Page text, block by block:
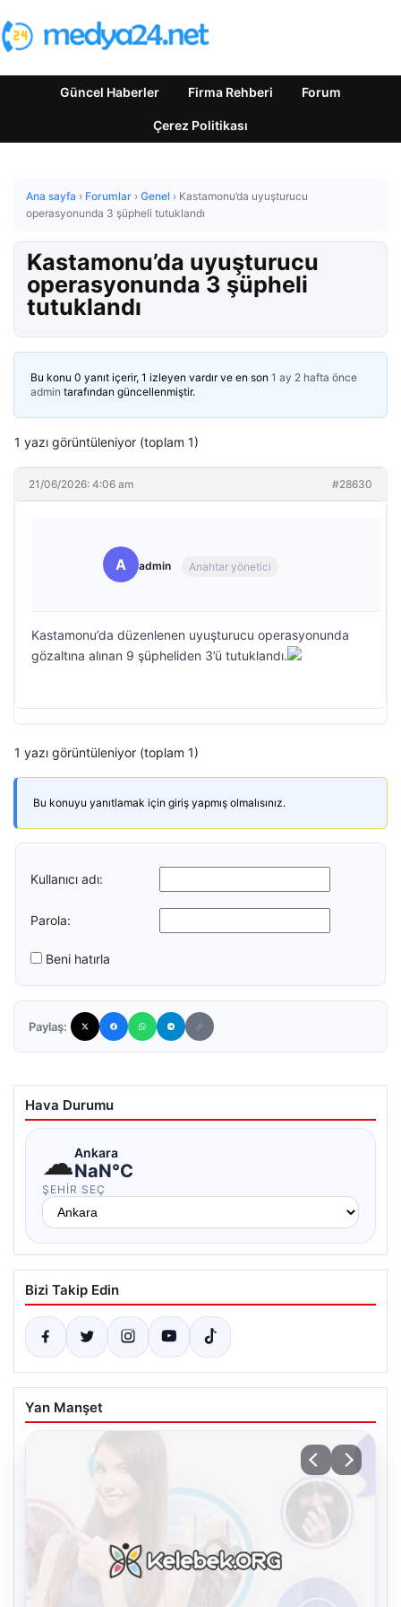
Güncel Haberler Firma Rehberi Forum
Çerez Politikası
Ana sayfa › Forumlar › Genel › Kastamonu’da uyuşturucu
operasyonunda 3 şüpheli tutuklandı
Kastamonu’da uyuşturucu
operasyonunda 3 şüpheli
tutuklandı
Bu konu 0 yanıt içerir, 1 izleyen vardır ve en son 1 ay 2 hafta önce
admin tarafından güncellenmiştir.
1 yazı görüntüleniyor (toplam 1)
21/06/2026: 4:06 am #28630
A admin Anahtar yönetici
Kastamonu’da düzenlenen uyuşturucu operasyonunda
gözaltına alınan 9 şüpheliden 3’ü tutuklandı.
1 yazı görüntüleniyor (toplam 1)
Bu konuyu yanıtlamak için giriş yapmış olmalısınız.
Kullanıcı adı:
Parola:
Beni hatırla
Paylaş:
Hava Durumu
☁Ankara
NaN°C
ŞEHIR SEÇ
Bizi Takip Edin
Yan Manşet